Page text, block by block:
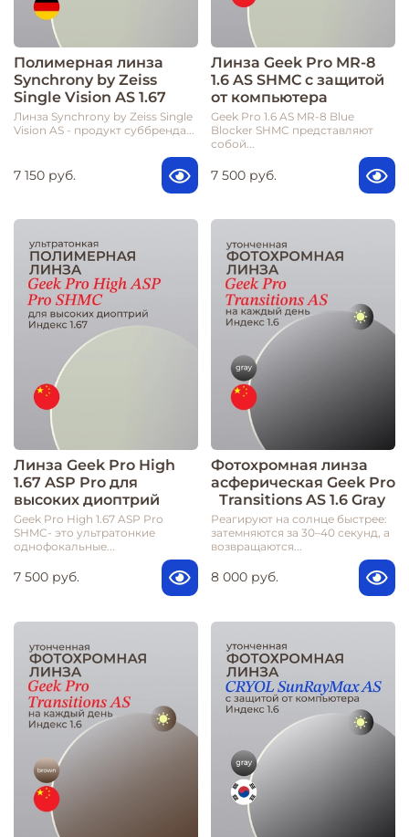
Полимерная линза
Synchrony by Zeiss
Single Vision AS 1.67
Линза Synchrony by Zeiss Single
Vision AS - продукт суббренда...
7 150 руб.
Линза Geek Pro MR-8
1.6 AS SHMC с защитой
от компьютера
Geek Pro 1.6 AS MR-8 Blue
Blocker SHMC представляют
собой...
7 500 руб.
Линза Geek Pro High
1.67 ASP Pro для
высоких диоптрий
Geek Pro High 1.67 ASP Pro
SHMC- это ультратонкие
однофокальные...
7 500 руб.
Фотохромная линза
асферическая Geek Pro
Transitions AS 1.6 Gray
Реагируют на солнце быстрее:
затемняются за 30–40 секунд, а
возвращаются...
8 000 руб.